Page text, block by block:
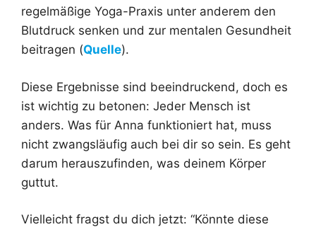
regelmäßige Yoga-Praxis unter anderem den
Blutdruck senken und zur mentalen Gesundheit
beitragen (Quelle).
Diese Ergebnisse sind beeindruckend, doch es
ist wichtig zu betonen: Jeder Mensch ist
anders. Was für Anna funktioniert hat, muss
nicht zwangsläufig auch bei dir so sein. Es geht
darum herauszufinden, was deinem Körper
guttut.
Vielleicht fragst du dich jetzt: “Könnte diese